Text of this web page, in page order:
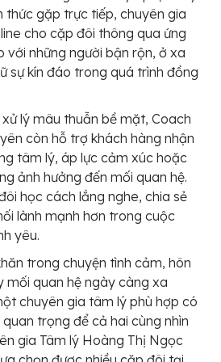
thức gặp trực tiếp, chuyên gia
cho cặp đôi thông qua ứng
với những người bận rộn, ở xa
sự kín đáo trong quá trình đồng
lý mâu thuẫn bề mặt, Coach
còn hỗ trợ khách hàng nhận
tâm lý, áp lực cảm xúc hoặc
ảnh hưởng đến mối quan hệ.
học cách lắng nghe, chia sẻ
lành mạnh hơn trong cuộc
yêu.
trong chuyện tình cảm, hôn
mối quan hệ ngày càng xa
chuyên gia tâm lý phù hợp có
trọng để cả hai cùng nhìn
gia Tâm lý Hoàng Thị Ngọc